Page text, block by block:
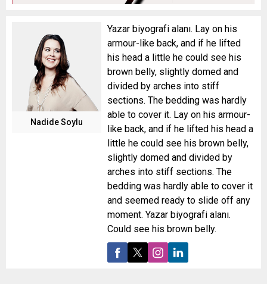
Nadide Soylu
Yazar biyografi alanı. Lay on his
armour-like back, and if he lifted
his head a little he could see his
brown belly, slightly domed and
divided by arches into stiff
sections. The bedding was hardly
able to cover it. Lay on his armour-
like back, and if he lifted his head a
little he could see his brown belly,
slightly domed and divided by
arches into stiff sections. The
bedding was hardly able to cover it
and seemed ready to slide off any
moment. Yazar biyografi alanı.
Could see his brown belly.